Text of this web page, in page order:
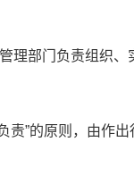
部门负责组织、
”的原则，由作出